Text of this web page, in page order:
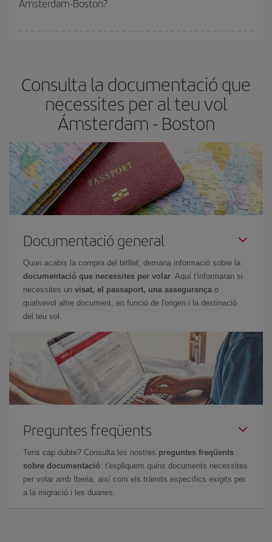
Ámsterdam-Boston?
Consulta la documentació que
necessites per al teu vol
Ámsterdam - Boston
Documentació general
Quan acabis la compra del bitllet, demana informació sobre la
documentació que necessites per volar. Aquí t'informaran si
necessites un visat, el passaport, una assegurança o
qualsevol altre document, en funció de l'origen i la destinació
del teu vol.
Preguntes freqüents
Tens cap dubte? Consulta les nostres preguntes freqüents
sobre documentació: t'expliquem quins documents necessites
per volar amb Iberia, així com els tràmits específics exigits per
a la migració i les duanes.